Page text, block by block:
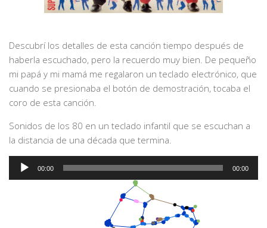
Descubrí los detalles de esta canción tiempo después de
haberla escuchado, pero la recuerdo muy bien. De pequeño
mi papá y mi mamá me regalaron un teclado electrónico, que
cuando se presionaba el botón de demostración, tocaba el
coro de esta canción.
Sonidos de los 80 en un teclado infantil que se escuchan a
la distancia de una década que termina.
Audio
Player
00:00 00:00